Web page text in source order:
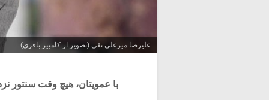
علیرضا میرعلی نقی (تصویر از کامبیز باقری)
با عموی­تان، هیچ وقت سنتور